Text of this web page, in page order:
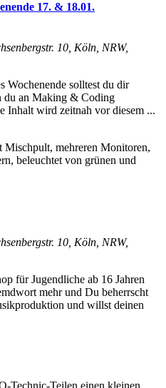
17. & 18.01.
10, Köln, NRW,
solltest du dir
du an Making & Coding
Inhalt wird zeitnah vor diesem ...
10, Köln, NRW,
für Jugendliche ab 16 Jahren
mehr und Du beherrscht
und willst deinen